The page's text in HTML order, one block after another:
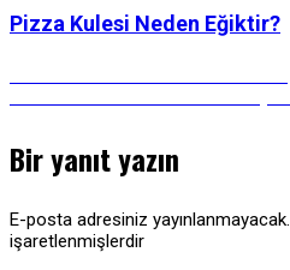
Pizza Kulesi Neden Eğiktir?
Yazı
Bir yanıt yazın
E-posta adresiniz yayınlanmayacak.
işaretlenmişlerdir